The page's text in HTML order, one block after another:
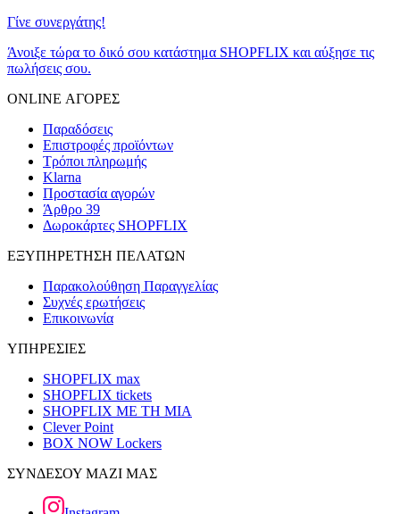
Γίνε συνεργάτης!
Άνοιξε τώρα το δικό σου κατάστημα SHOPFLIX και αύξησε τις
πωλήσεις σου.
ONLINE ΑΓΟΡΕΣ
Παραδόσεις
Επιστροφές προϊόντων
Τρόποι πληρωμής
Klarna
Προστασία αγορών
Άρθρο 39
Δωροκάρτες SHOPFLIX
ΕΞΥΠΗΡΕΤΗΣΗ ΠΕΛΑΤΩΝ
Παρακολούθηση Παραγγελίας
Συχνές ερωτήσεις
Επικοινωνία
ΥΠΗΡΕΣΙΕΣ
SHOPFLIX max
SHOPFLIX tickets
SHOPFLIX ΜΕ ΤΗ ΜΙΑ
Clever Point
BOX NOW Lockers
ΣΥΝΔΕΣΟΥ ΜΑΖΙ ΜΑΣ